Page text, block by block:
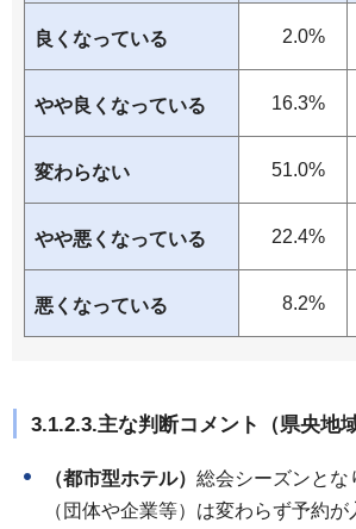
良くなっている 2.0%
やや良くなっている 16.3%
変わらない 51.0%
やや悪くなっている 22.4%
悪くなっている 8.2%
3.1.2.3.主な判断コメント（県央地域
（都市型ホテル） 総会シーズンとな
（団体や企業等）は変わらず予約